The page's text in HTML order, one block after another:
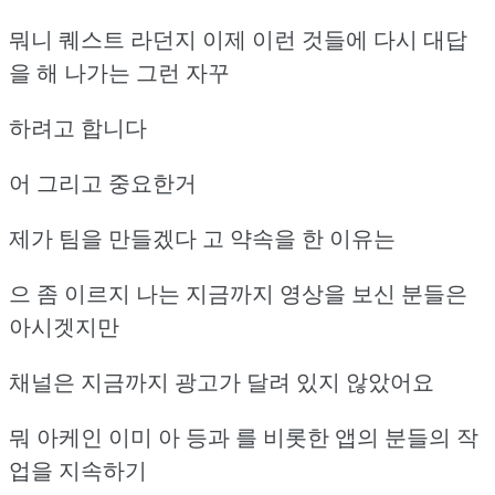
뭐니 퀘스트 라던지 이제 이런 것들에 다시 대답
을 해 나가는 그런 자꾸
하려고 합니다
어 그리고 중요한거
제가 팀을 만들겠다 고 약속을 한 이유는
으 좀 이르지 나는 지금까지 영상을 보신 분들은
아시겟지만
채널은 지금까지 광고가 달려 있지 않았어요
뭐 아케인 이미 아 등과 를 비롯한 앱의 분들의 작
업을 지속하기